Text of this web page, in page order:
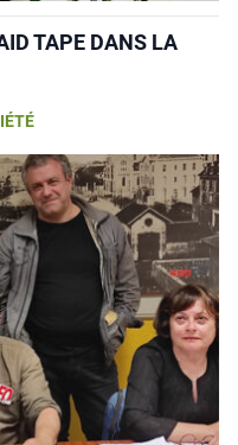
TAPE DANS LA